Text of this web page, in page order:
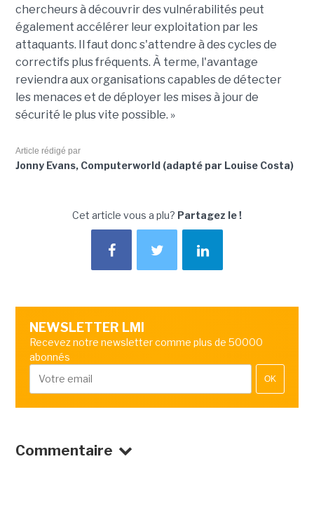
chercheurs à découvrir des vulnérabilités peut
également accélérer leur exploitation par les
attaquants. Il faut donc s'attendre à des cycles de
correctifs plus fréquents. À terme, l'avantage
reviendra aux organisations capables de détecter
les menaces et de déployer les mises à jour de
sécurité le plus vite possible. »
Article rédigé par
Jonny Evans, Computerworld (adapté par Louise Costa)
Cet article vous a plu? Partagez le !
NEWSLETTER LMI
Recevez notre newsletter comme plus de 50000
abonnés
OK
Commentaire